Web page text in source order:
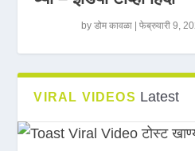
byडोम कावळा |फेब्रुवारी 9,
VIRAL VIDEOS Latest